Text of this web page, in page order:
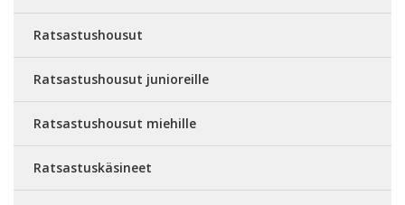
Ratsastushousut
Ratsastushousut junioreille
Ratsastushousut miehille
Ratsastuskäsineet